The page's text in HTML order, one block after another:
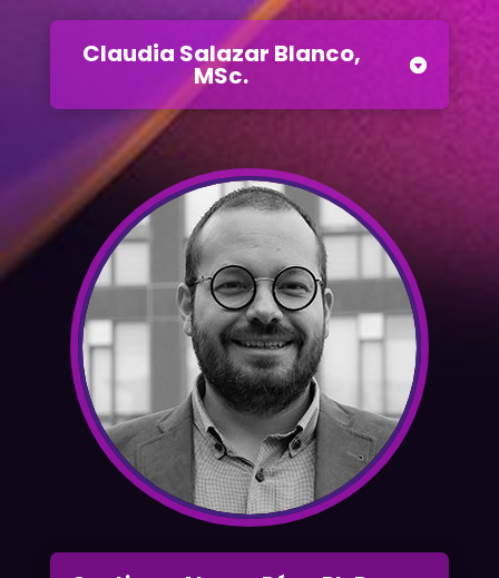
Claudia Salazar Blanco,
MSc.